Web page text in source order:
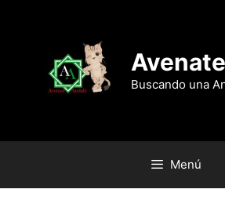
Buscando una
Menú